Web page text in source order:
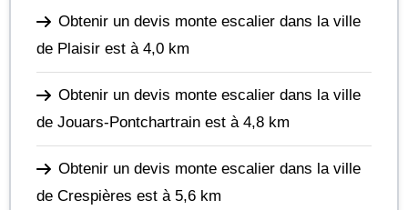
Obtenir un devis monte escalier dans la ville
de Plaisir est à 4,0 km
Obtenir un devis monte escalier dans la ville
de Jouars-Pontchartrain est à 4,8 km
Obtenir un devis monte escalier dans la ville
de Crespières est à 5,6 km